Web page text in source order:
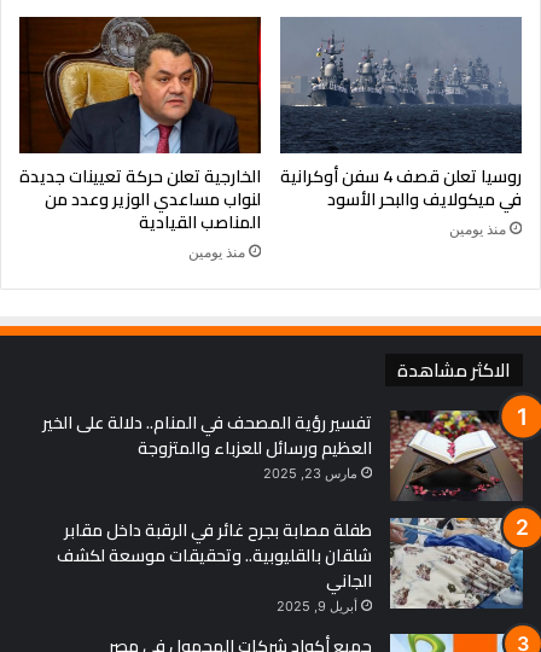
روسيا تعلن قصف 4 سفن أوكرانية
في ميكولايف والبحر الأسود
منذ يومين
الخارجية تعلن حركة تعيينات جديدة
لنواب مساعدي الوزير وعدد من
المناصب القيادية
منذ يومين
الاكثر مشاهدة
تفسير رؤية المصحف في المنام.. دلالة على الخير
العظيم ورسائل للعزباء والمتزوجة
مارس 23, 2025
طفلة مصابة بجرح غائر في الرقبة داخل مقابر
شلقان بالقليوبية.. وتحقيقات موسعة لكشف
الجاني
أبريل 9, 2025
جميع أكواد شركات المحمول في مصر